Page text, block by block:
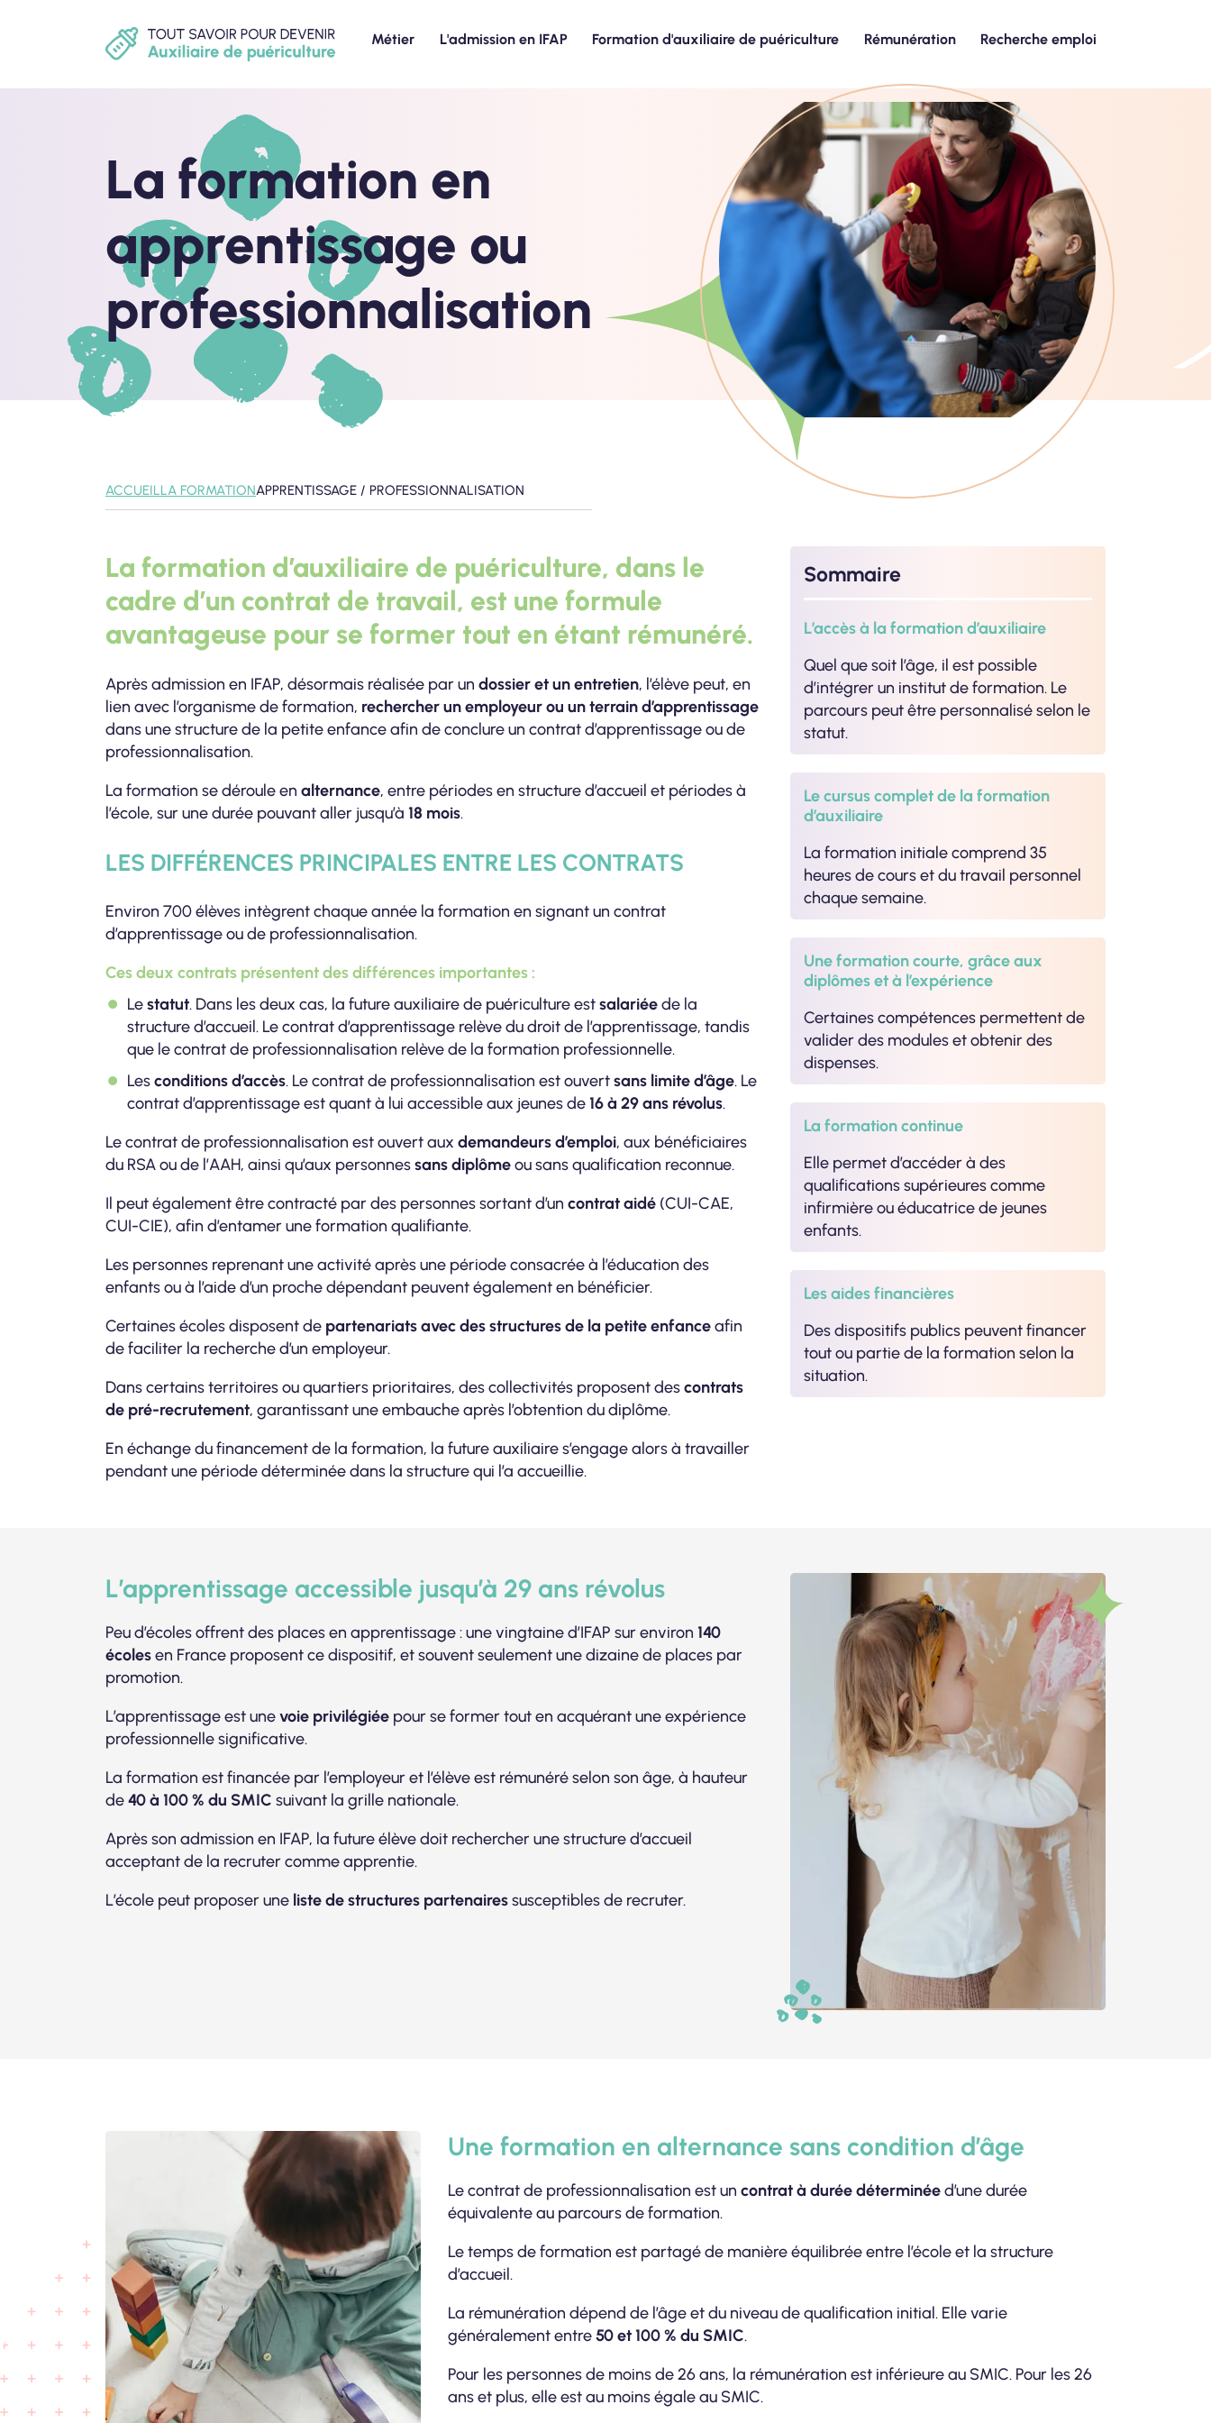
Métier L'admission en IFAP Formation d'auxiliaire de puériculture Rémunération Recherche emploi
La formation en
apprentissage ou
professionnalisation
ACCUEILLA FORMATIONAPPRENTISSAGE / PROFESSIONNALISATION
La formation d’auxiliaire de puériculture, dans le
cadre d’un contrat de travail, est une formule
avantageuse pour se former tout en étant rémunéré.
Après admission en IFAP, désormais réalisée par un dossier et un entretien, l’élève peut, en
lien avec l’organisme de formation, rechercher un employeur ou un terrain d’apprentissage
dans une structure de la petite enfance afin de conclure un contrat d’apprentissage ou de
professionnalisation.
La formation se déroule en alternance, entre périodes en structure d’accueil et périodes à
l’école, sur une durée pouvant aller jusqu’à 18 mois.
LES DIFFÉRENCES PRINCIPALES ENTRE LES CONTRATS
Environ 700 élèves intègrent chaque année la formation en signant un contrat
d’apprentissage ou de professionnalisation.
Ces deux contrats présentent des différences importantes :
Lestatut. Dans les deux cas, la future auxiliaire de puériculture estsalariéede la
structure d’accueil. Le contrat d’apprentissage relève du droit de l’apprentissage, tandis
que le contrat de professionnalisation relève de la formation professionnelle.
Lesconditions d’accès. Le contrat de professionnalisation est ouvertsans limite d’âge. Le
contrat d’apprentissage est quant à lui accessible aux jeunes de16 à 29 ans révolus.
Le contrat de professionnalisation est ouvert aux demandeurs d’emploi, aux bénéficiaires
du RSA ou de l’AAH, ainsi qu’aux personnessans diplômeou sans qualification reconnue.
Il peut également être contracté par des personnes sortant d’un contrat aidé (CUI-CAE,
CUI-CIE), afin d’entamer une formation qualifiante.
Les personnes reprenant une activité après une période consacrée à l’éducation des
enfants ou à l’aide d’un proche dépendant peuvent également en bénéficier.
Certaines écoles disposent de partenariats avec des structures de la petite enfanceafin
de faciliter la recherche d’un employeur.
Dans certains territoires ou quartiers prioritaires, des collectivités proposent descontrats
de pré-recrutement, garantissant une embauche après l’obtention du diplôme.
En échange du financement de la formation, la future auxiliaire s’engage alors à travailler
pendant une période déterminée dans la structure qui l’a accueillie.
Sommaire
L’accès à la formation d’auxiliaire
Quel que soit l’âge, il est possible
d’intégrer un institut de formation. Le
parcours peut être personnalisé selon le
statut.
Le cursus complet de la formation
d’auxiliaire
La formation initiale comprend 35
heures de cours et du travail personnel
chaque semaine.
Une formation courte, grâce aux
diplômes et à l’expérience
Certaines compétences permettent de
valider des modules et obtenir des
dispenses.
La formation continue
Elle permet d’accéder à des
qualifications supérieures comme
infirmière ou éducatrice de jeunes
enfants.
Les aides financières
Des dispositifs publics peuvent financer
tout ou partie de la formation selon la
situation.
L’apprentissage accessible jusqu’à 29 ans révolus
Peu d’écoles offrent des places en apprentissage : une vingtaine d’IFAP sur environ 140
écolesen France proposent ce dispositif, et souvent seulement une dizaine de places par
promotion.
L’apprentissage est unevoie privilégiée pour se former tout en acquérant une expérience
professionnelle significative.
La formation est financée par l’employeur et l’élève est rémunéré selon son âge, à hauteur
de40 à 100 % du SMIC suivant la grille nationale.
Après son admission en IFAP, la future élève doit rechercher une structure d’accueil
acceptant de la recruter comme apprentie.
L’école peut proposer une liste de structures partenairessusceptibles de recruter.
Une formation en alternance sans condition d’âge
Le contrat de professionnalisation est un contrat à durée déterminéed’une durée
équivalente au parcours de formation.
Le temps de formation est partagé de manière équilibrée entre l’école et la structure
d’accueil.
La rémunération dépend de l’âge et du niveau de qualification initial. Elle varie
généralement entre50 et 100 % du SMIC.
Pour les personnes de moins de 26 ans, la rémunération est inférieure au SMIC. Pour les 26
ans et plus, elle est au moins égale au SMIC.